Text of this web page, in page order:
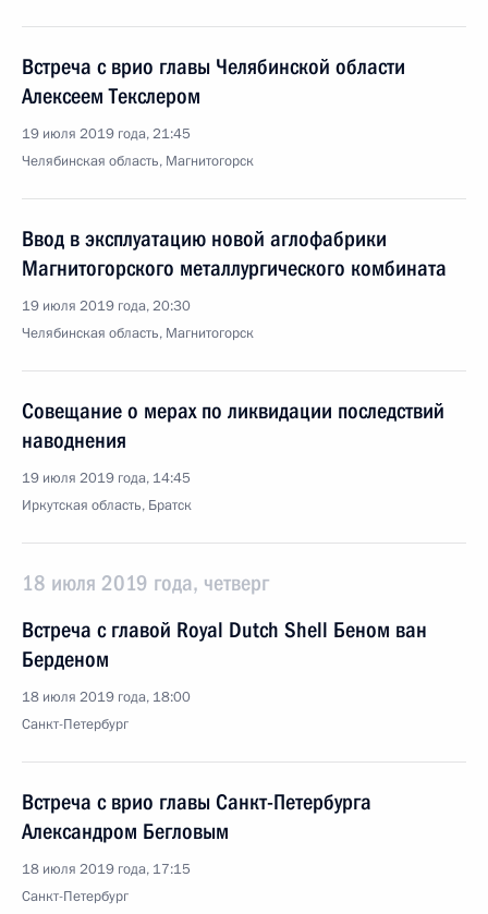
Встреча с врио главы Челябинской области
Алексеем Текслером
19 июля 2019 года, 21:45
Челябинская область, Магнитогорск
Ввод в эксплуатацию новой аглофабрики
Магнитогорского металлургического комбината
19 июля 2019 года, 20:30
Челябинская область, Магнитогорск
Совещание о мерах по ликвидации последствий
наводнения
19 июля 2019 года, 14:45
Иркутская область, Братск
18 июля 2019 года, четверг
Встреча с главой Royal Dutch Shell Беном ван
Берденом
18 июля 2019 года, 18:00
Санкт-Петербург
Встреча с врио главы Санкт-Петербурга
Александром Бегловым
18 июля 2019 года, 17:15
Санкт-Петербург